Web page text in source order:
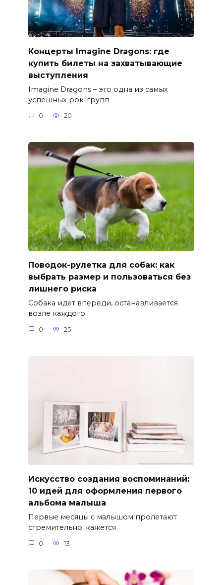
Концерты Imagine Dragons: где
купить билеты на захватывающие
выступления
Imagine Dragons – это одна из самых
успешных рок-групп
0 20
Поводок-рулетка для собак: как
выбрать размер и пользоваться без
лишнего риска
Собака идет впереди, останавливается
возле каждого
0 25
Искусство создания воспоминаний:
10 идей для оформления первого
альбома малыша
Первые месяцы с малышом пролетают
стремительно: кажется
0 13